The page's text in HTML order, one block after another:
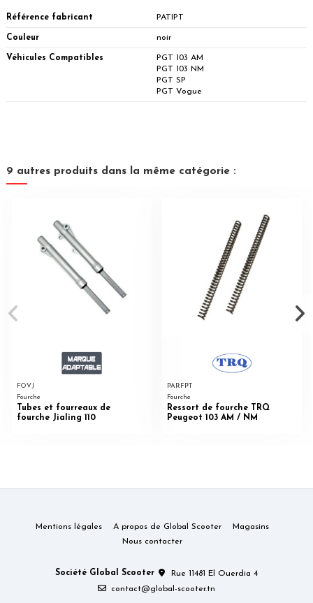
Référence fabricant PATIPT
Couleur noir
Véhicules Compatibles
PGT 103 AM
PGT 103 NM
PGT SP
PGT Vogue
9 autres produits dans la même catégorie :
FOVJ
Fourche
Tubes et fourreaux de
fourche Jialing 110
PARFPT
Fourche
Ressort de fourche TRQ
Peugeot 103 AM / NM
Mentions légales A propos de Global Scooter
Magasins
Nous contacter
Société Global Scooter
Rue 11481 El Ouerdia 4
contact@global-scooter.tn